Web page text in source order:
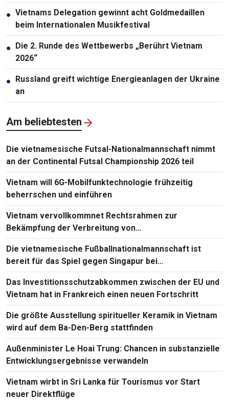
● Vietnams Delegation gewinnt acht Goldmedaillen
beim Internationalen Musikfestival
● Die 2. Runde des Wettbewerbs „Berührt Vietnam
2026“
● Russland greift wichtige Energieanlagen der Ukraine
an
Am beliebtesten
Die vietnamesische Futsal-Nationalmannschaft nimmt
an der Continental Futsal Championship 2026 teil
Vietnam will 6G-Mobilfunktechnologie frühzeitig
beherrschen und einführen
Vietnam vervollkommnet Rechtsrahmen zur
Bekämpfung der Verbreitung von
Massenvernichtungswaffen
Die vietnamesische Fußballnationalmannschaft ist
bereit für das Spiel gegen Singapur bei
Südostasienmeisterschaft 2026
Das Investitionsschutzabkommen zwischen der EU und
Vietnam hat in Frankreich einen neuen Fortschritt
Die größte Ausstellung spiritueller Keramik in Vietnam
wird auf dem Ba-Den-Berg stattfinden
Außenminister Le Hoai Trung: Chancen in substanzielle
Entwicklungsergebnisse verwandeln
Vietnam wirbt in Sri Lanka für Tourismus vor Start
neuer Direktflüge